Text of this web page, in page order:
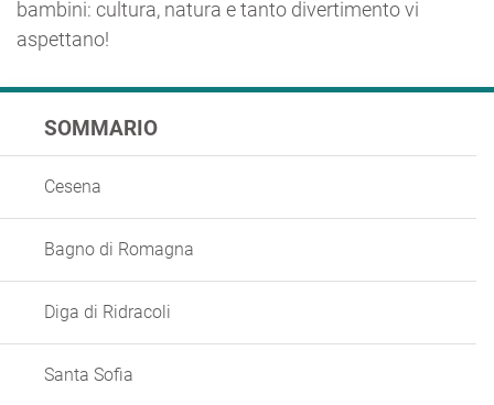
bambini: cultura, natura e tanto divertimento vi
aspettano!
SOMMARIO
Cesena
Bagno di Romagna
Diga di Ridracoli
Santa Sofia